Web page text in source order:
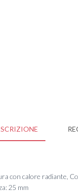
con calore radiante,
25 mm